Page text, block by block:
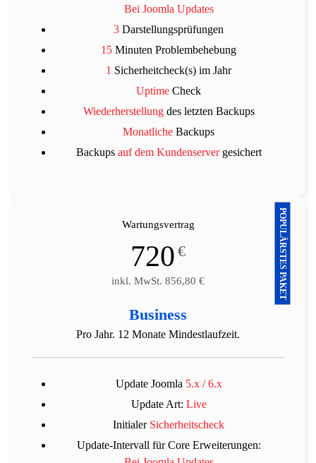
Bei Joomla Updates
3 Darstellungsprüfungen
15 Minuten Problembehebung
1 Sicherheitcheck(s) im Jahr
Uptime Check
Wiederherstellungdes letzten Backups
Monatliche Backups
Backups auf dem Kundenservergesichert
POPULÄRSTES PAKET
Wartungsvertrag
720 €
inkl. MwSt. 856,80 €
Business
Pro Jahr. 12 Monate Mindestlaufzeit.
Update Joomla 5.x / 6.x
Update Art: Live
Initialer Sicherheitscheck
Update-Intervall für Core Erweiterungen: